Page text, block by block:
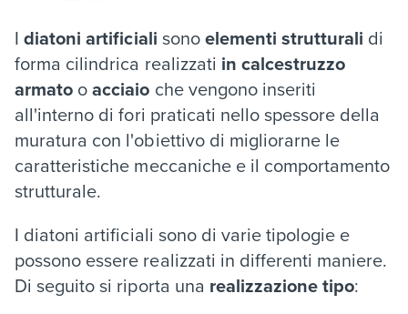
Idiatoni artificiali sonoelementi strutturali di
forma cilindrica realizzati in calcestruzzo
armato oacciaio che vengono inseriti
all'interno di fori praticati nello spessore della
muratura con l'obiettivo di migliorarne le
caratteristiche meccaniche e il comportamento
strutturale.
I diatoni artificiali sono di varie tipologie e
possono essere realizzati in differenti maniere.
Di seguito si riporta una realizzazione tipo: